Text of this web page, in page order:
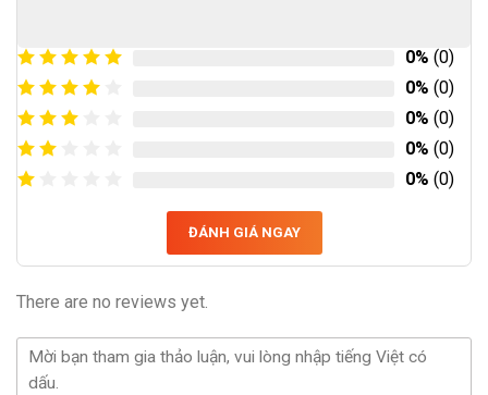
0% (0)
0% (0)
0% (0)
0% (0)
0% (0)
ĐÁNH GIÁ NGAY
There are no reviews yet.